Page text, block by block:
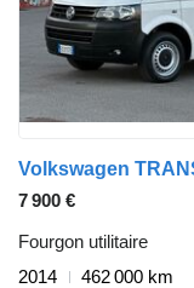
Volkswagen
7 900 €
Fourgon utilitaire
2014
462 000 km